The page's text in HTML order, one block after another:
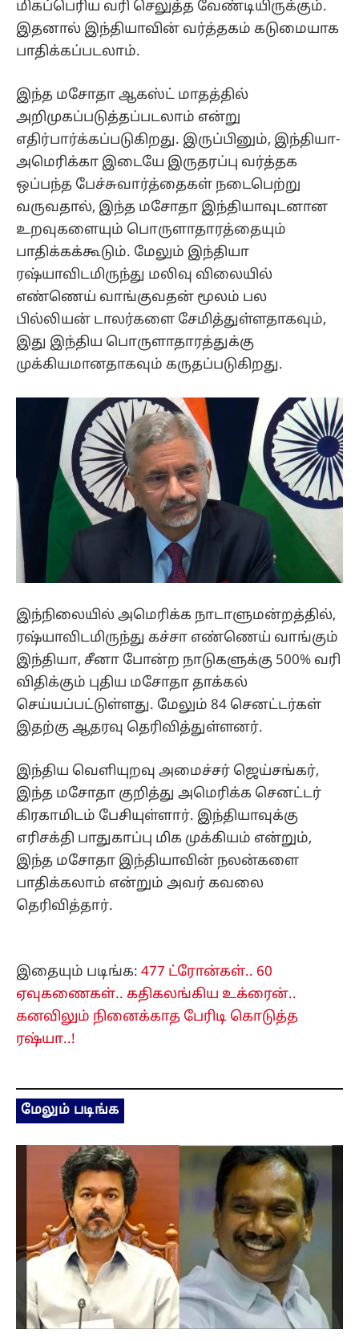
மிகப்பெரிய வரி செலுத்த வேண்டியிருக்கும்.
இதனால் இந்தியாவின் வர்த்தகம் கடுமையாக
பாதிக்கப்படலாம்.
இந்த மசோதா ஆகஸ்ட் மாதத்தில்
அறிமுகப்படுத்தப்படலாம் என்று
எதிர்பார்க்கப்படுகிறது. இருப்பினும், இந்தியா-
அமெரிக்கா இடையே இருதரப்பு வர்த்தக
ஒப்பந்த பேச்சுவார்த்தைகள் நடைபெற்று
வருவதால், இந்த மசோதா இந்தியாவுடனான
உறவுகளையும் பொருளாதாரத்தையும்
பாதிக்கக்கூடும். மேலும் இந்தியா
ரஷ்யாவிடமிருந்து மலிவு விலையில்
எண்ணெய் வாங்குவதன் மூலம் பல
பில்லியன் டாலர்களை சேமித்துள்ளதாகவும்,
இது இந்திய பொருளாதாரத்துக்கு
முக்கியமானதாகவும் கருதப்படுகிறது.
இந்நிலையில் அமெரிக்க நாடாளுமன்றத்தில்,
ரஷ்யாவிடமிருந்து கச்சா எண்ணெய் வாங்கும்
இந்தியா, சீனா போன்ற நாடுகளுக்கு 500% வரி
விதிக்கும் புதிய மசோதா தாக்கல்
செய்யப்பட்டுள்ளது. மேலும் 84 செனட்டர்கள்
இதற்கு ஆதரவு தெரிவித்துள்ளனர்.
இந்திய வெளியுறவு அமைச்சர் ஜெய்சங்கர்,
இந்த மசோதா குறித்து அமெரிக்க செனட்டர்
கிரகாமிடம் பேசியுள்ளார். இந்தியாவுக்கு
எரிசக்தி பாதுகாப்பு மிக முக்கியம் என்றும்,
இந்த மசோதா இந்தியாவின் நலன்களை
பாதிக்கலாம் என்றும் அவர் கவலை
தெரிவித்தார்.
இதையும் படிங்க: 477 ட்ரோன்கள்.. 60
ஏவுகணைகள்.. கதிகலங்கிய உக்ரைன்..
கனவிலும் நினைக்காத பேரிடி கொடுத்த
ரஷ்யா..!
மேலும் படிங்க